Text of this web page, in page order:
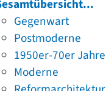
Gegenwart
Postmoderne
1950er-70er Jahre
Moderne